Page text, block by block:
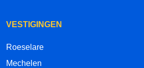
VESTIGINGEN
Roeselare
Mechelen